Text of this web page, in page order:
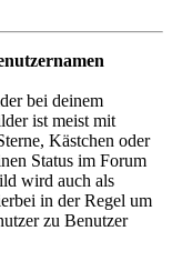
bei deinem
ist meist mit
Kästchen oder
Status im Forum
wird auch als
in der Regel um
zu Benutzer